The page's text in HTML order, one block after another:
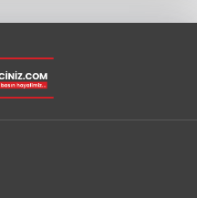
OTOPARKI
HİZMETE AÇILIYOR